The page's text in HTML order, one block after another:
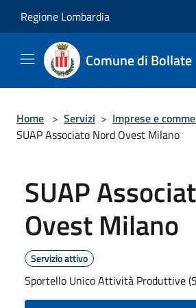
Regione Lombardia
Comune di Bollate
Home > Servizi > Imprese e
SUAP Associato Nord Ovest Milano
SUAP
Ovest Milano
Servizio attivo
Sportello Unico Attività Produttive